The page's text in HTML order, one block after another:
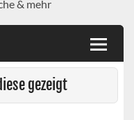
& mehr
gezeigt